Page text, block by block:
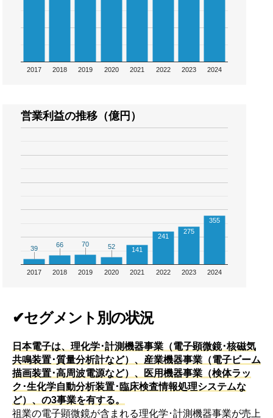
2017 2018 2019 2020 2021 2022 2023 2024
営業利益の推移（億円）
2017 2018 2019 2020 2021 2022 2023 2024
39
39 66
66 70
70 52
52 141
241
275
355
✔セグメント別の状況
日本電子は、理化学･計測機器事業（電子顕微鏡･核磁気
共鳴装置･質量分析計など）、産業機器事業（電子ビーム
描画装置･高周波電源など）、医用機器事業（検体ラッ
ク･生化学自動分析装置･臨床検査情報処理システムな
ど）、の3事業を有する。
祖業の電子顕微鏡が含まれる理化学･計測機器事業が売上